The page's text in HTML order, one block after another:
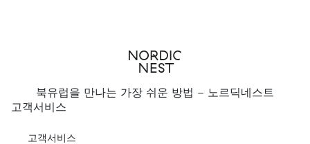
북유럽을 만나는 가장 쉬운 방법 - 노르딕네스트
고객서비스
고객서비스